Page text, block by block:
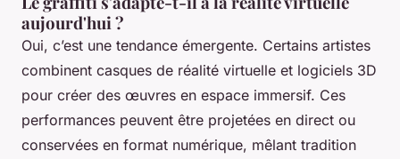
aujourd'hui ?
Oui, c’est une tendance émergente. Certains artistes
combinent casques de réalité virtuelle et logiciels 3D
pour créer des œuvres en espace immersif. Ces
performances peuvent être projetées en direct ou
conservées en format numérique, mêlant tradition